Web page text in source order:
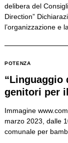
delibera del
Direction”
l’organizzazione e
POTENZA
“Linguaggio
genitori per
Immagine
marzo 2023, dalle
comunale per